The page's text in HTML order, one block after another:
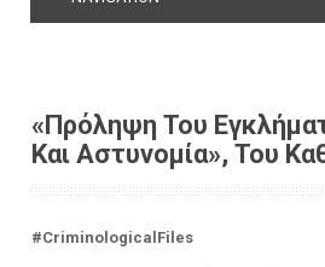
«Πρόληψη Του
Και Αστυνομία», Του
#CriminologicalFiles